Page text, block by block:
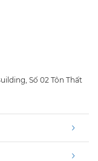
Số 02 Tôn Thất